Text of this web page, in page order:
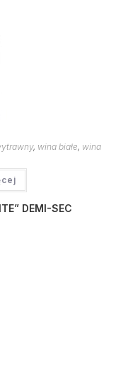
, wina białe, wina
DEMI-SEC